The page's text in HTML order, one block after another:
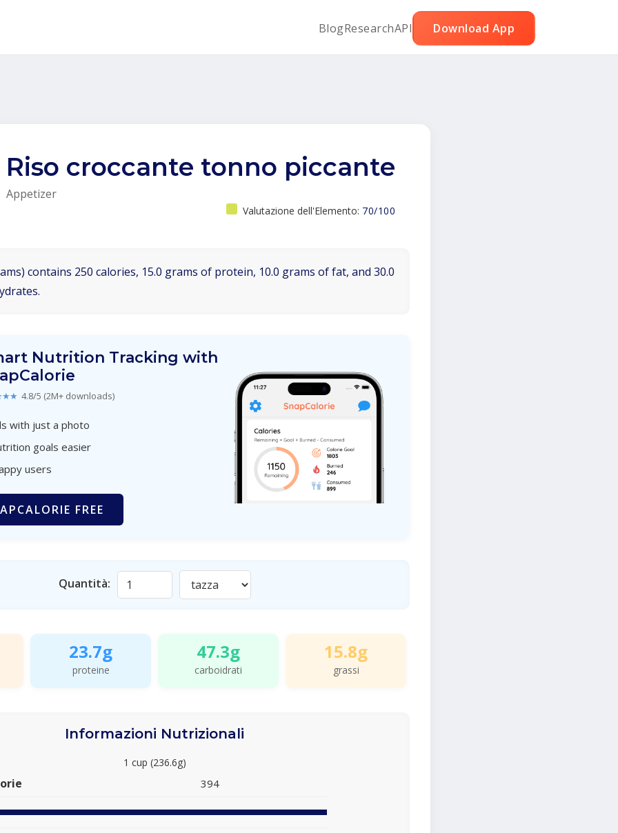
BlogResearchAPI Download App
Riso croccante tonno piccante
Appetizer
Valutazione dell'Elemento: 70/100
contains 250 calories, 15.0 grams of protein, 10.0 grams of fat, and 30.0
Nutrition Tracking with
4.8/5 (2M+ downloads)
with just a photo
goals easier
users
FREE
Quantità:
23.7g
proteine
47.3g
carboidrati
15.8g
grassi
Informazioni Nutrizionali
1 cup (236.6g)
394